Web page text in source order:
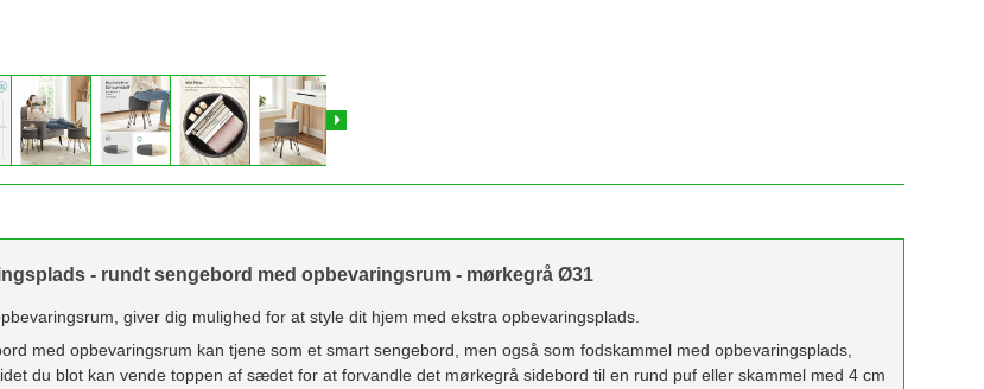
- rundt sengebord med opbevaringsrum - mørkegrå Ø31
giver dig mulighed for at style dit hjem med ekstra opbevaringsplads.
med opbevaringsrum kan tjene som et smart sengebord, men også som fodskammel med opbevaringsplads,
du blot kan vende toppen af sædet for at forvandle det mørkegrå sidebord til en rund puf eller skammel med 4 cm